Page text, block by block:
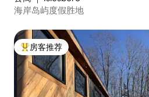
海岸岛屿度假胜地
热门「房客推荐」
房客推荐